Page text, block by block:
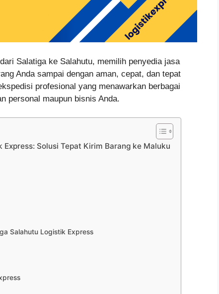
Salatiga ke Salahutu, memilih penyedia jasa
Anda sampai dengan aman, cepat, dan tepat
profesional yang menawarkan berbagai
personal maupun bisnis Anda.
Solusi Tepat Kirim Barang ke Maluku
Salahutu Logistik Express